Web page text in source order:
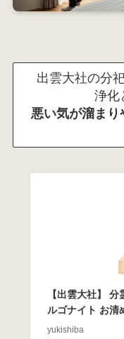
出雲大社の分
浄化
悪い気が溜ま
【出雲大社】
ルゴナイト お清
yukishiba